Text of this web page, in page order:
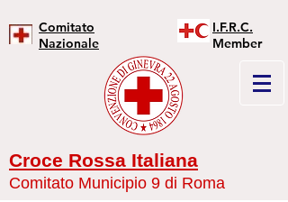
Comitato
Nazionale
I.F.R.C.
Member
Croce Rossa Italiana
Comitato Municipio 9 di Roma